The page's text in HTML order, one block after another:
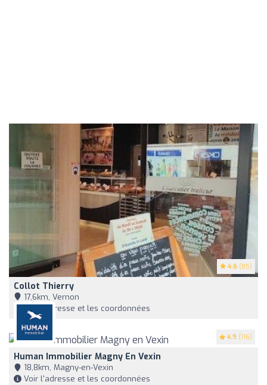
4.6 (85)
Collot Thierry
17,6km, Vernon
Voir l'adresse et les coordonnées
4.9 (116)
Human Immobilier Magny En Vexin
18,8km, Magny-en-Vexin
Voir l'adresse et les coordonnées